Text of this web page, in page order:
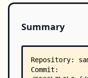
Summary